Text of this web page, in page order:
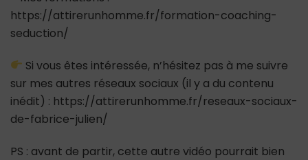
https://attirerunhomme.fr/formation-coaching-
seduction/
Si vous êtes intéressée, n’hésitez pas à me suivre
sur mes autres réseaux sociaux (il y a du contenu
inédit) : https://attirerunhomme.fr/reseaux-sociaux-
de-fabrice-julien/
PS : avant de partir, cette autre vidéo pourrait bien